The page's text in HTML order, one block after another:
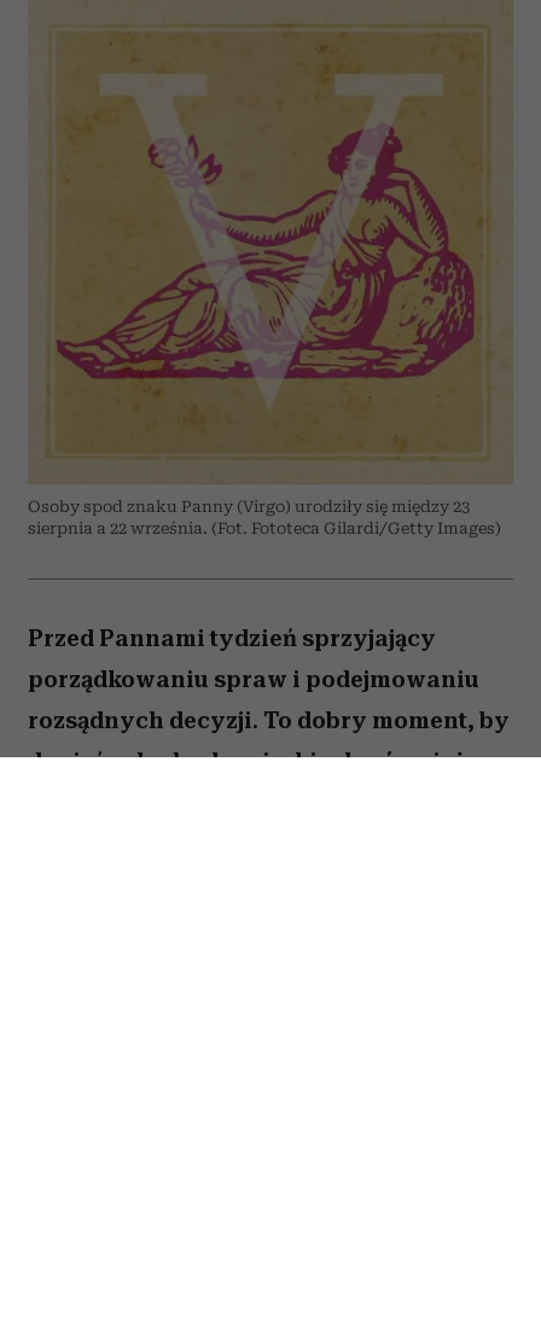
Osoby spod znaku Panny (Virgo) urodziły się między 23
sierpnia a 22 września. (Fot. Fototeca Gilardi/Getty Images)
Przed Pannami tydzień sprzyjający
porządkowaniu spraw i podejmowaniu
rozsądnych decyzji. To dobry moment, by
dopiąć zaległe obowiązki, ale również